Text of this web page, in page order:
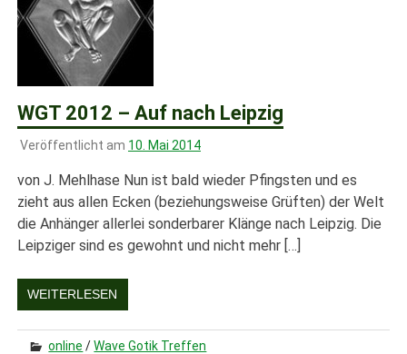
WGT 2012 – Auf nach Leipzig
Veröffentlicht am 10. Mai 2014
von J. Mehlhase Nun ist bald wieder Pfingsten und es
zieht aus allen Ecken (beziehungsweise Grüften) der Welt
die Anhänger allerlei sonderbarer Klänge nach Leipzig. Die
Leipziger sind es gewohnt und nicht mehr […]
WEITERLESEN
online /Wave Gotik Treffen